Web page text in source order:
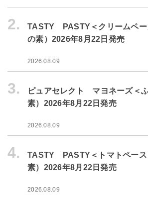
2.
TASTY PASTY＜クリームペー
の素）2026年8月22日発売
2026.08.09
3.
ピュアセレクト マヨネーズ＜
素）2026年8月22日発売
2026.08.09
4.
TASTY PASTY＜トマトペース
素）2026年8月22日発売
2026.08.09